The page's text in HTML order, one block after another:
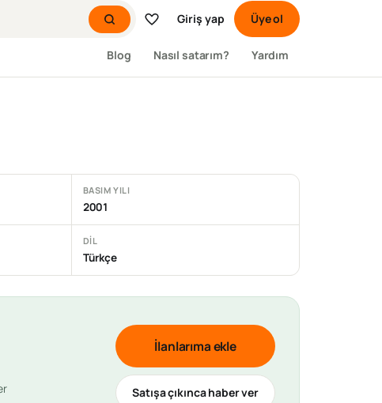
Giriş yap Üye ol
Blog Nasıl satarım? Yardım
BASIM YILI
2001
DIL
Türkçe
İlanlarıma ekle
Satışa çıkınca haber ver